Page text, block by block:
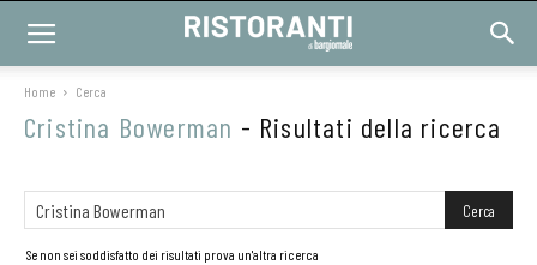
Home Cerca
Cristina Bowerman - Risultati della ricerca
Se non sei soddisfatto dei risultati prova un'altra ricerca